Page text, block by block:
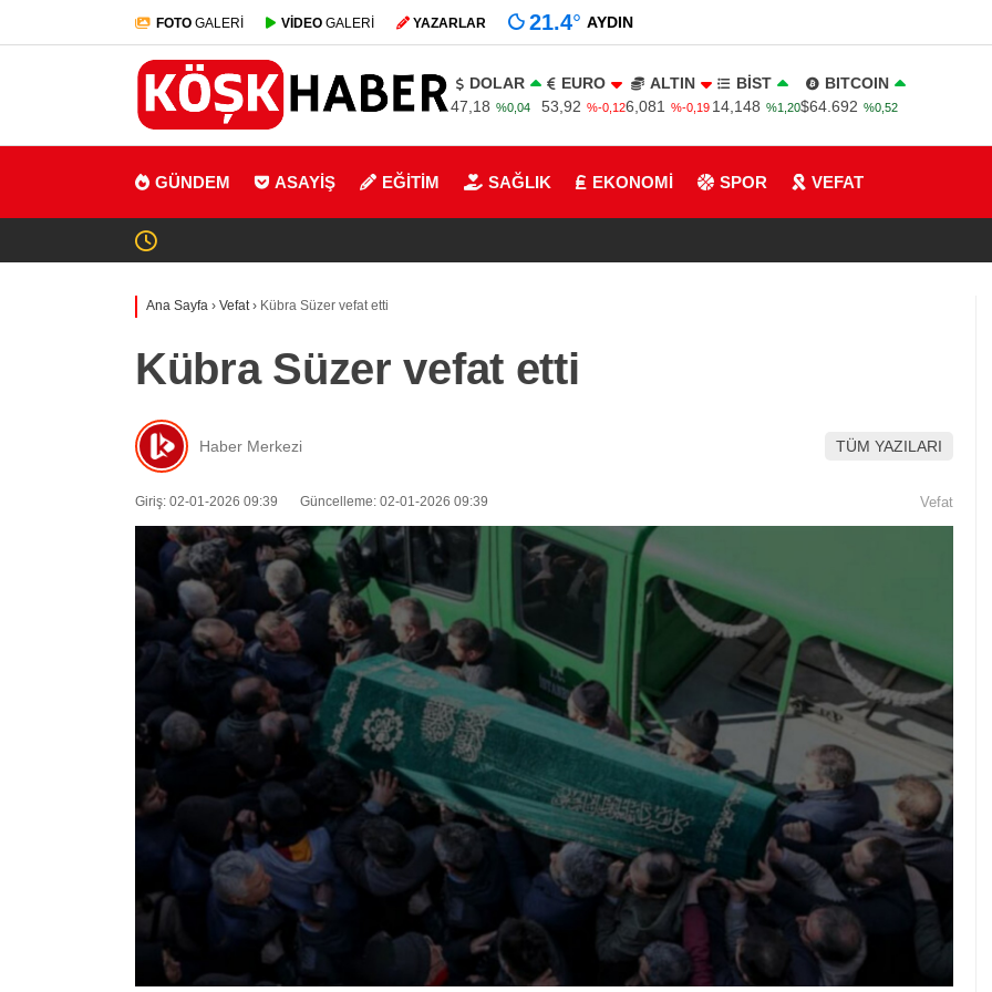
FOTO GALERİ VİDEO GALERİ YAZARLAR 21.4° AYDIN
DOLAR
47,18 %0,04
EURO
53,92 %-0,12
ALTIN
6,081
%-0,19
BİST
14,148 %1,20
BITCOIN
$64.692 %0,52
GÜNDEM ASAYİŞ EĞİTİM SAĞLIK EKONOMİ SPOR VEFAT
Ana Sayfa › Vefat› Kübra Süzer vefat etti
Kübra Süzer vefat etti
Haber Merkezi TÜM YAZILARI
Giriş: 02-01-2026 09:39 Güncelleme: 02-01-2026 09:39 Vefat